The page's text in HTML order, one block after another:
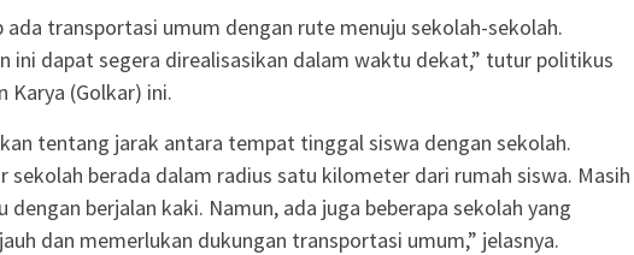
ada transportasi umum dengan rute menuju sekolah-sekolah.
ini dapat segera direalisasikan dalam waktu dekat,” tutur politikus
Karya (Golkar) ini.
tentang jarak antara tempat tinggal siswa dengan sekolah.
sekolah berada dalam radius satu kilometer dari rumah siswa. Masih
dengan berjalan kaki. Namun, ada juga beberapa sekolah yang
dan memerlukan dukungan transportasi umum,” jelasnya.